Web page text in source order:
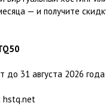
— и получите
до 31 августа 2026
hstq.net